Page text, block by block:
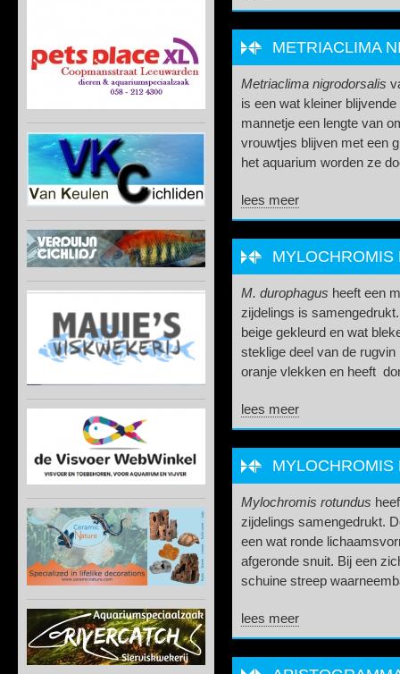
METRIACLIMA
Metriaclima nigrodorsalis
is een wat kleiner
mannetje een lengte van
vrouwtjes blijven met een
het aquarium worden ze
lees meer
MYLOCHROMIS
M. durophagus heeft een
zijdelings is
beige gekleurd en wat
steklige deel van de
oranje vlekken en heeft
lees meer
MYLOCHROMIS
Mylochromis rotundus
zijdelings samengedrukt.
een wat ronde
afgeronde snuit. Bij een
schuine streep
lees meer